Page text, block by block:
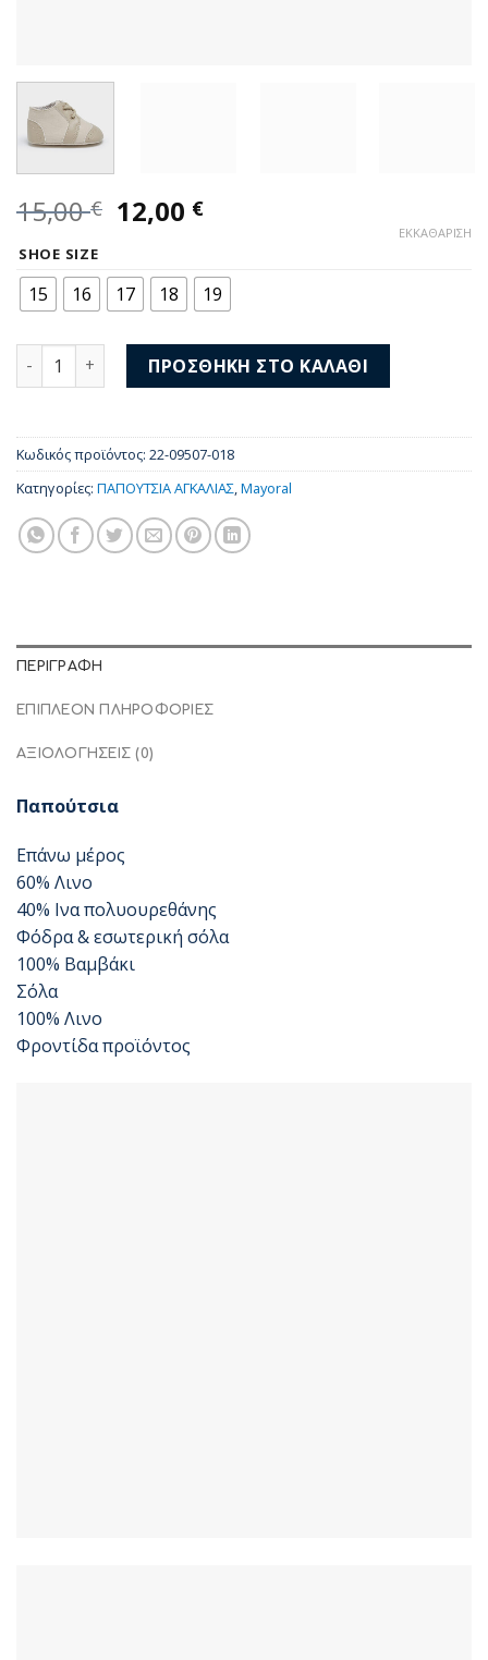
15,00€ Original
price
15,00 €.
12,00 €Η
είναι:
12,00 €.
SHOE SIZE
15 16 17 18 19
ΕΚΚΑΘΆΡΙΣΗ
Mayoral Παπούτσια Αγκαλιάς για αγόρι 22-09507-018
ΠΡΟΣΘΉΚΗ ΣΤΟ ΚΑΛΆΘΙ
Κωδικός προϊόντος: 22-09507-018
Κατηγορίες: ΠΑΠΟΥΤΣΙΑ ΑΓΚΑΛΙΑΣ Mayoral
ΠΕΡΙΓΡΑΦΉ
ΕΠΙΠΛΈΟΝ ΠΛΗΡΟΦΟΡΊΕΣ
ΑΞΙΟΛΟΓΉΣΕΙΣ (0)
Παπούτσια
Επάνω μέρος
60% Λινο
40% Ινα πολυουρεθάνης
Φόδρα & εσωτερική σόλα
100% Βαμβάκι
Σόλα
100% Λινο
Φροντίδα προϊόντος